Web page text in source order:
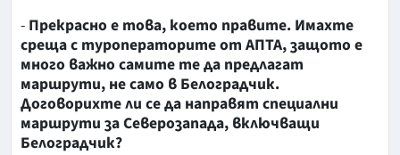
- Прекрасно е това, което правите. Имахте
среща с туроператорите от АПТА, защото е
много важно самите те да предлагат
маршрути, не само в Белоградчик.
Договорихте ли се да направят специални
маршрути за Северозапада, включващи
Белоградчик?